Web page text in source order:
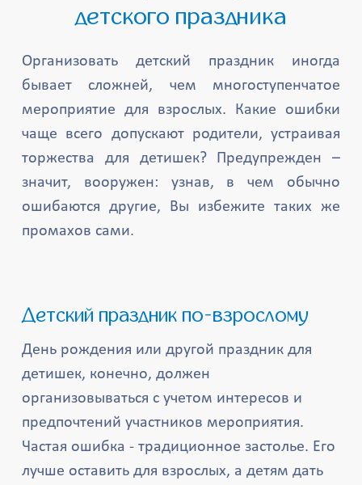
детского праздника
Организовать детский праздник иногда
бывает сложней, чем многоступенчатое
мероприятие для взрослых. Какие ошибки
чаще всего допускают родители, устраивая
торжества для детишек? Предупрежден –
значит, вооружен: узнав, в чем обычно
ошибаются другие, Вы избежите таких же
промахов сами.
Детский праздник по-взрослому
День рождения или другой праздник для
детишек, конечно, должен
организовываться с учетом интересов и
предпочтений участников мероприятия.
Частая ошибка - традиционное застолье. Его
лучше оставить для взрослых, а детям дать